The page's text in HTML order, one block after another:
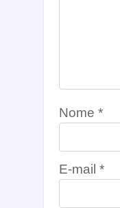
Nome *
E-mail *